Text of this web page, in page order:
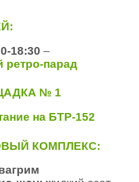
18:30 –
парад
№ 1
на БТР-152
КОМПЛЕКС: